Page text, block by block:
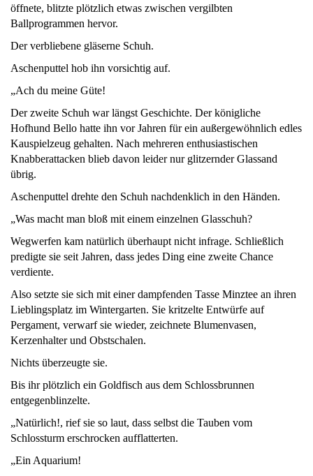
öffnete, blitzte plötzlich etwas zwischen vergilbten
Ballprogrammen hervor.
Der verbliebene gläserne Schuh.
Aschenputtel hob ihn vorsichtig auf.
„Ach du meine Güte!
Der zweite Schuh war längst Geschichte. Der königliche
Hofhund Bello hatte ihn vor Jahren für ein außergewöhnlich edles
Kauspielzeug gehalten. Nach mehreren enthusiastischen
Knabberattacken blieb davon leider nur glitzernder Glassand
übrig.
Aschenputtel drehte den Schuh nachdenklich in den Händen.
„Was macht man bloß mit einem einzelnen Glasschuh?
Wegwerfen kam natürlich überhaupt nicht infrage. Schließlich
predigte sie seit Jahren, dass jedes Ding eine zweite Chance
verdiente.
Also setzte sie sich mit einer dampfenden Tasse Minztee an ihren
Lieblingsplatz im Wintergarten. Sie kritzelte Entwürfe auf
Pergament, verwarf sie wieder, zeichnete Blumenvasen,
Kerzenhalter und Obstschalen.
Nichts überzeugte sie.
Bis ihr plötzlich ein Goldfisch aus dem Schlossbrunnen
entgegenblinzelte.
„Natürlich!, rief sie so laut, dass selbst die Tauben vom
Schlossturm erschrocken aufflatterten.
„Ein Aquarium!